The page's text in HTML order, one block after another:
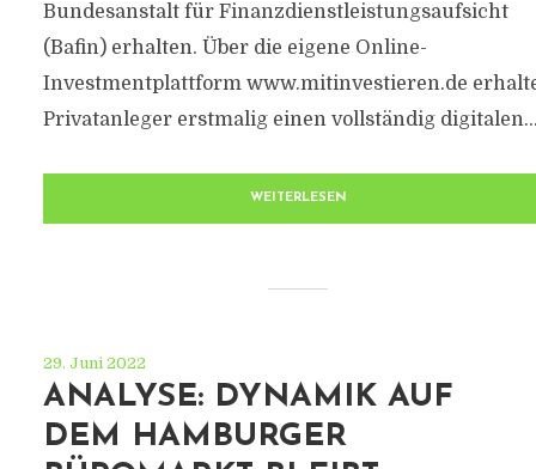
Bundesanstalt für Finanzdienstleistungsaufsicht
(Bafin) erhalten. Über die eigene Online-
Investmentplattform www.mitinvestieren.de
Privatanleger erstmalig einen vollständig
WEITERLESEN
29. Juni 2022
ANALYSE: DYNAMIK AUF
DEM HAMBURGER